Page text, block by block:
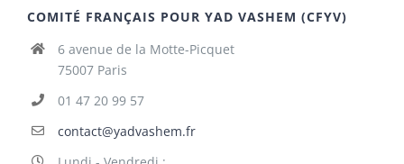
COMITÉ FRANÇAIS POUR YAD VASHEM (CFYV)
6 avenue de la Motte-Picquet
75007 Paris
01 47 20 99 57
contact@yadvashem.fr